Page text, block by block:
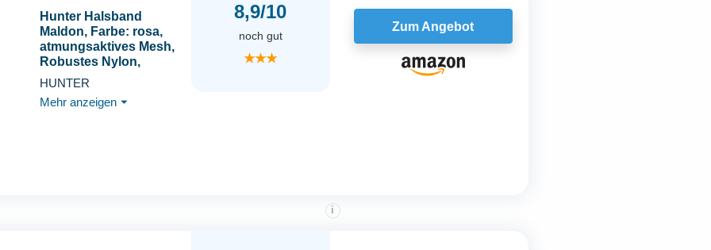
Hunter Halsband
Maldon, Farbe: rosa,
atmungsaktives Mesh,
Robustes Nylon,
lautlos &
allergikerfreundlich,
Zugentlastung,
HUNTER
Mehr anzeigen ⏷
8,9/10
noch gut
★★★
Zum Angebot
i